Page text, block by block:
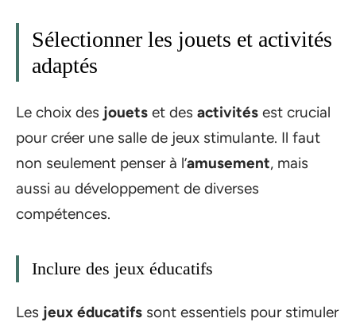
Sélectionner les jouets et activités
adaptés
Le choix des jouets et des activités est crucial
pour créer une salle de jeux stimulante. Il faut
non seulement penser à l’amusement, mais
aussi au développement de diverses
compétences.
Inclure des jeux éducatifs
Les jeux éducatifs sont essentiels pour stimuler